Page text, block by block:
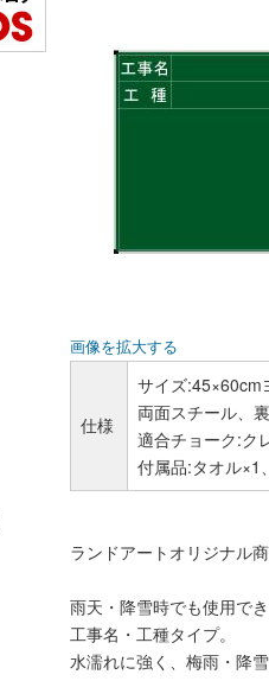
画像を拡大する
仕様
サイズ:45×60cm
両面スチール、
適合チョーク:ク
付属品:タオル×1
ランドアートオリジナル
雨天・降雪時でも使用で
工事名・工種タイプ。
水濡れに強く、梅雨・降